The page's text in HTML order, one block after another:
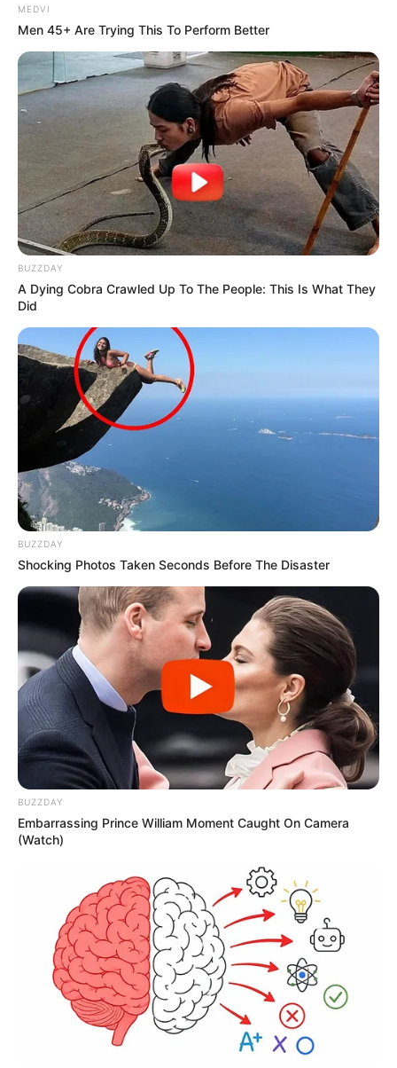
ΧΑΛΚΙΔΑ ΝΕΑ
MEDVI
Men 45+ Are Trying This To Perform Better
BUZZDAY
A Dying Cobra Crawled Up To The People: This Is What They
Did
BUZZDAY
Shocking Photos Taken Seconds Before The Disaster
BUZZDAY
Embarrassing Prince William Moment Caught On Camera
(Watch)